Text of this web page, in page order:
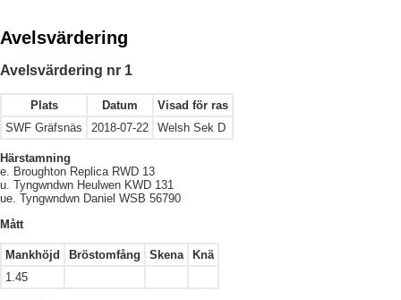
Avelsvärdering
Avelsvärdering nr 1
Plats Datum
Visad för ras
SWF Gräfsnäs
2018-07-22 Welsh Sek D
Härstamning
e. Broughton Replica RWD 13
u. Tyngwndwn Heulwen KWD 131
ue. Tyngwndwn Daniel WSB 56790
Mått
Mankhöjd Bröstomfång Skena
Knä
1.45